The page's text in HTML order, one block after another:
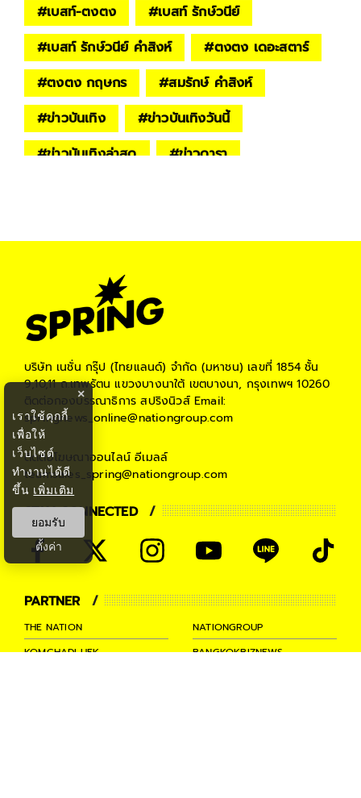
#เบสท์-ตงตง #เบสท์ รักษ์วนีย์
#เบสท์ รักษ์วนีย์ คำสิงห์ #ตงตง เดอะสตาร์
#ตงตง กฤษกร #สมรักษ์ คำสิงห์
#ข่าวบันเทิง #ข่าวบันเทิงวันนี้
#ข่าวบันเทิงล่าสุด #ข่าวดารา
บริษัท เนชั่น กรุ๊ป (ไทยแลนด์) จำกัด (มหาชน) เลขที่ 1854 ชั้น
9,10,11 ถ.เทพรัตน แขวงบางนาใต้ เขตบางนา, กรุงเทพฯ 10260
ติดต่อกองบรรณาธิการ สปริงนิวส์Email:
springnews_online@nationgroup.com
ติดต่อโฆษณาออนไลน์ อีเมลล์
teamsales_spring@nationgroup.com
STAY CONNECTED
PARTNER
THE NATION
NATIONGROUP
KOMCHADLUEK
BANGKOKBIZNEWS
×
เราใช้คุกกี้
เพื่อให้
เว็บไซต์
ทำงานได้ดี
ขึ้น เพิ่มเติม
ยอมรับ
ตั้งค่า